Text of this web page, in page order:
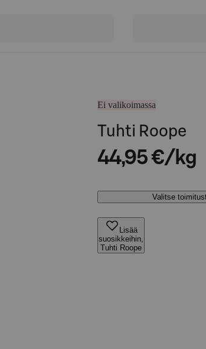
Ei valikoimassa
Tuhti Roope
44,95 €/kg
Valitse
Lisää
suosikkeihin,
Tuhti Roope